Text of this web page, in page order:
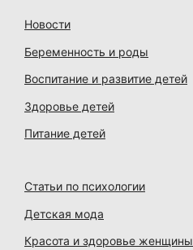
Новости
Беременность и роды
Воспитание и развитие детей
Здоровье детей
Питание детей
Статьи по психологии
Детская мода
Красота и здоровье женщины